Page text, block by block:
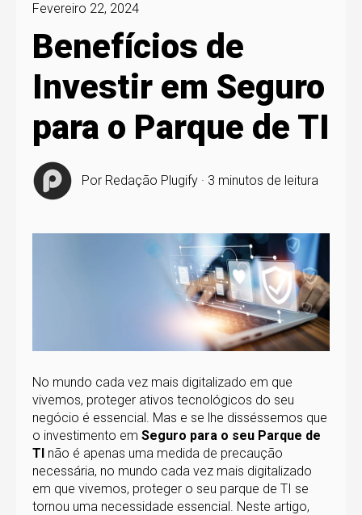
Fevereiro 22, 2024
Benefícios de
Investir em Seguro
para o Parque de TI
Por Redação Plugify · 3 minutos de leitura
No mundo cada vez mais digitalizado em que
vivemos, proteger ativos tecnológicos do seu
negócio é essencial. Mas e se lhe disséssemos que
o investimento em Seguro para o seu Parque de
TI não é apenas uma medida de precaução
necessária, no mundo cada vez mais digitalizado
em que vivemos, proteger o seu parque de TI se
tornou uma necessidade essencial. Neste artigo,